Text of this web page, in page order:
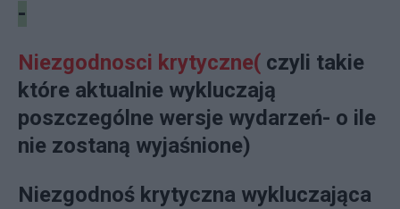
-
Niezgodnosci krytyczne( czyli takie
które aktualnie wykluczają
poszczególne wersje wydarzeń- o ile
nie zostaną wyjaśnione)
Niezgodnoś krytyczna wykluczająca